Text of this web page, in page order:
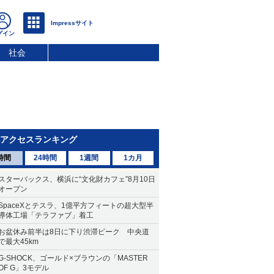
社会
アクセスランキング
間 24時間 1週間 1カ月
ターバックス、横浜に“文化財カフェ”8月10日
ープン
とテスラ、1億平方フィートの超大型半
体工場「テラファブ」着工
盆休み前半は8日に下り渋滞ピーク 中央道
最大45km
SHOCK、ゴールド×ブラウンの「MASTER
G」3モデル